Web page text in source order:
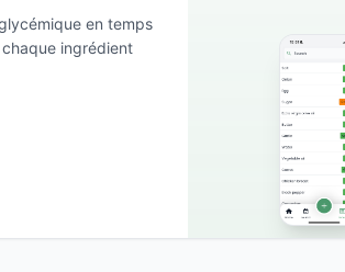
en temps
ingrédient